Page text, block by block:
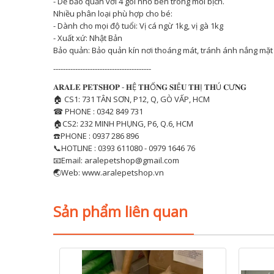
Nhiều phân loại phù hợp cho bé:
- Dành cho mọi độ tuổi: Vị cá ngừ 1kg, vị gà 1kg
- Xuất xứ: Nhật Bản
Bảo quản: Bảo quản kín nơi thoáng mát, tránh ánh nắng
----------------------------------------
𝐀𝐑𝐀𝐋𝐄 𝐏𝐄𝐓𝐒𝐇𝐎𝐏 - 𝐇Ệ 𝐓𝐇Ố𝐍𝐆 𝐒𝐈Ê𝐔 𝐓𝐇Ị 𝐓𝐇Ú 𝐂Ư𝐍𝐆
🏠 CS1: 731 TÂN SƠN, P12, Q, GÒ VẤP, HCM
☎ PHONE : 0342 849 731
🏠CS2: 232 MINH PHỤNG, P6, Q.6, HCM
☎️PHONE : 0937 286 896
📞HOTLINE : 0393 611080 - 0979 1646 76
📧Email: aralepetshop@gmail.com
🌏Web: www.aralepetshop.vn
Sản phẩm liên quan